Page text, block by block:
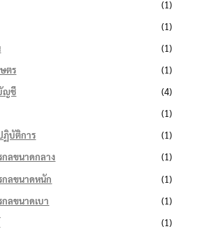
(1)
(1)
(1)
ตร
(1)
ญชี
(4)
(1)
ฏิบัติการ
(1)
กลขนาดกลาง
(1)
กลขนาดหนัก
(1)
ลขนาดเบา
(1)
(1)